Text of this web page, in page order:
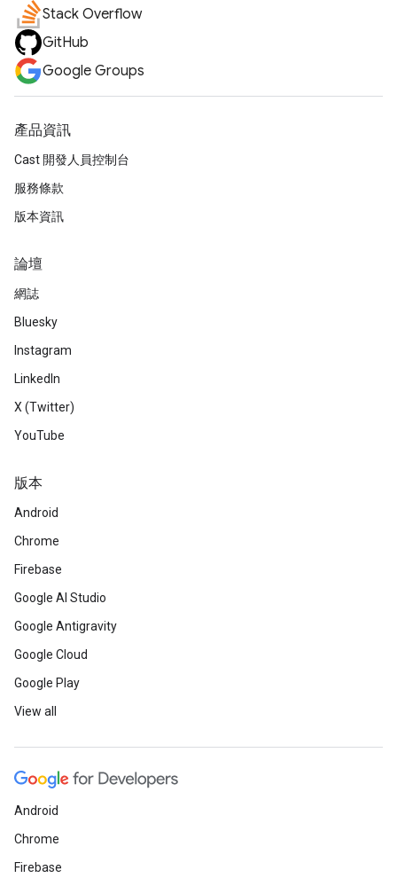
Stack Overflow
GitHub
Google Groups
產品資訊
Cast 開發人員控制台
服務條款
版本資訊
論壇
網誌
Bluesky
Instagram
LinkedIn
X (Twitter)
YouTube
版本
Android
Chrome
Firebase
Google AI Studio
Google Antigravity
Google Cloud
Google Play
View all
Android
Chrome
Firebase